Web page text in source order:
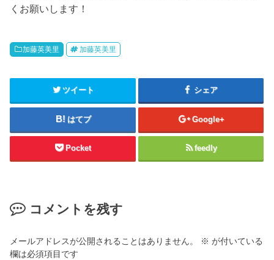
くお願いします！
加藤英美里 加藤英美里
ツイート シェア
はてブ Google+
Pocket feedly
コメントを残す
メールアドレスが公開されることはありません。 ※ が付いている
欄は必須項目です